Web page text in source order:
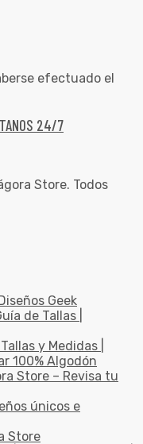
efectuado el
24/7
Store. Todos
Geek
de Tallas |
y Medidas |
100% Algodón
Store – Revisa tu
únicos e
Store